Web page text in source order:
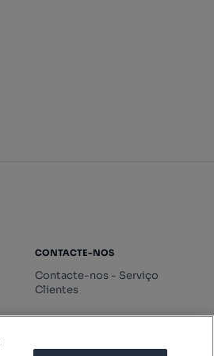
CONTACTE-NOS
Contacte-nos - Serviço
Clientes